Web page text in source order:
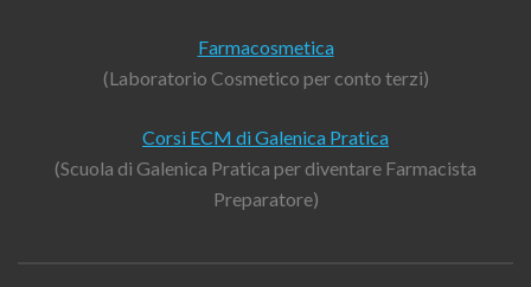
Farmacosmetica
(Laboratorio Cosmetico per conto terzi)
Corsi ECM di Galenica Pratica
(Scuola di Galenica Pratica per diventare Farmacista
Preparatore)